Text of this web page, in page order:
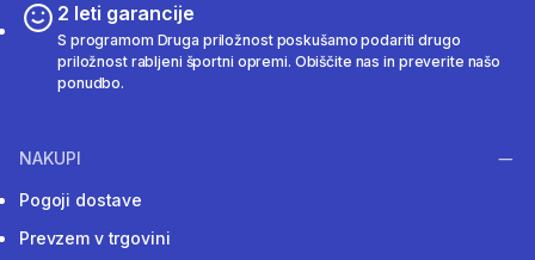
2 leti garancije
S programom Druga priložnost poskušamo podariti drugo
priložnost rabljeni športni opremi. Obiščite nas in preverite našo
ponudbo.
NAKUPI
Pogoji dostave
Prevzem v trgovini